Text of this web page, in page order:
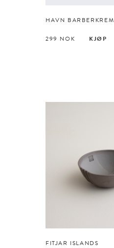
HAVN BARBERKREM
299 NOK KJØP
FITJAR ISLANDS